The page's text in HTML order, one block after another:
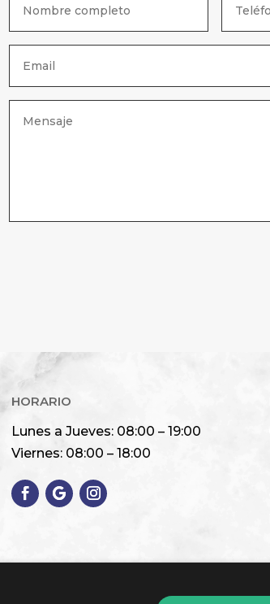
HORARIO
Lunes a Jueves: 08:00 – 19:00
Viernes: 08:00 – 18:00